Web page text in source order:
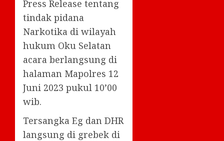
Press Release tentang
tindak pidana
Narkotika di wilayah
hukum Oku Selatan
acara berlangsung di
halaman Mapolres 12
Juni 2023 pukul 10’00
wib.
Tersangka Eg dan DHR
langsung di grebek di